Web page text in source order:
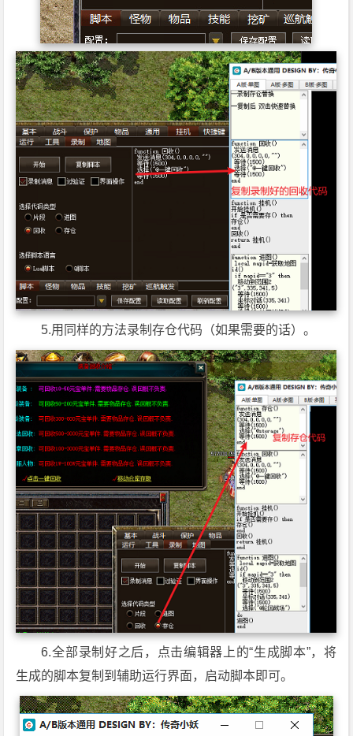
5.用同样的方法录制存仓代码（如果需要的话）。
6.全部录制好之后，点击编辑器上的“生成脚本”，将
生成的脚本复制到辅助运行界面，启动脚本即可。